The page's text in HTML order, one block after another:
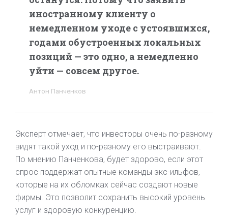
иностранному клиенту о
немедленном уходе с устоявшихся,
годами обустроенных локальных
позиций — это одно, а немедленно
уйти — совсем другое.
Антон Панченков
Эксперт отмечает, что инвесторы очень по-разному
видят такой уход и по-разному его выстраивают.
По мнению Панченкова, будет здорово, если этот
спрос поддержат опытные команды экс-ильфов,
которые на их обломках сейчас создают новые
фирмы. Это позволит сохранить высокий уровень
услуг и здоровую конкуренцию.